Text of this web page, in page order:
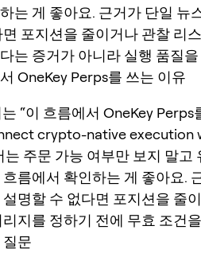
는 게 좋아요. 근거가 단일 뉴
포지션을 줄이거나 관찰 리
는 증거가 아니라 실행 품질
OneKey Perps를 쓰는 이유
“이 흐름에서 OneKey
crypto-native execution
는 주문 가능 여부만 보지 말
름에서 확인하는 게 좋아요.
명할 수 없다면 포지션을 줄
지를 정하기 전에 무효 조건
질문